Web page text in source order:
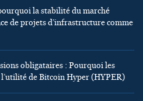
la stabilité du marché
de projets d’infrastructure comme
obligataires : Pourquoi les
de Bitcoin Hyper (HYPER)